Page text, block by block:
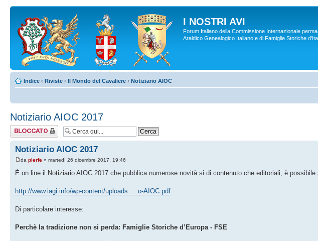
I NOSTRI AVI
Forum Italiano della Commissione Internazionale
Araldico Genealogico Italiano e di Famiglie Storiche
Indice ‹ Riviste ‹ Il Mondo del Cavaliere ‹ Notiziario AIOC
Notiziario AIOC 2017
Argomento
bloccato
Notiziario AIOC 2017
da pierfe » martedì 26 dicembre 2017, 19:46
È on line il Notiziario AIOC 2017 che pubblica numerose novità si di contenuto che editoriali, è possibile
http://www.iagi.info/wp-content/uploads ... o-AIOC.pdf
Di particolare interesse:
Perchè la tradizione non si perda: Famiglie Storiche d’Europa - FSE